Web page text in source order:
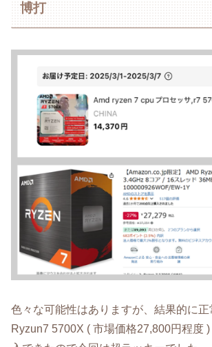
博打
色々な可能性はありますが、結果的に正
Ryzun7 5700X ( 市場価格27,800円程度